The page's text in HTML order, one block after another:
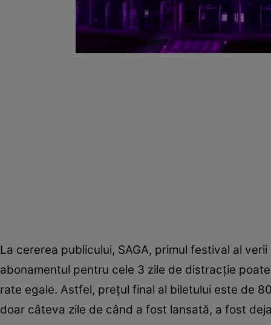
La cererea publicului, SAGA, primul festival al
abonamentul pentru cele 3 zile de distracție
rate egale. Astfel, prețul final al biletului este de
doar câteva zile de când a fost lansată, a fost